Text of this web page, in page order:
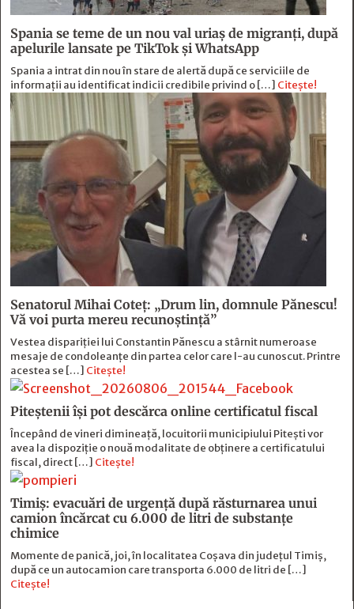
Spania se teme de un nou val uriaș de migranți, după
apelurile lansate pe TikTok și WhatsApp
Spania a intrat din nou în stare de alertă după ce serviciile de
informații au identificat indicii credibile privind o […] Citește!
Senatorul Mihai Coteț: „Drum lin, domnule Pănescu!
Vă voi purta mereu recunoștință”
Vestea dispariției lui Constantin Pănescu a stârnit numeroase
mesaje de condoleanțe din partea celor care l-au cunoscut. Printre
acestea se […] Citește!
Piteștenii își pot descărca online certificatul fiscal
Începând de vineri dimineață, locuitorii municipiului Pitești vor
avea la dispoziție o nouă modalitate de obținere a certificatului
fiscal, direct […] Citește!
Timiș: evacuări de urgență după răsturnarea unui
camion încărcat cu 6.000 de litri de substanțe
chimice
Momente de panică, joi, în localitatea Coșava din județul Timiș,
după ce un autocamion care transporta 6.000 de litri de […]
Citește!